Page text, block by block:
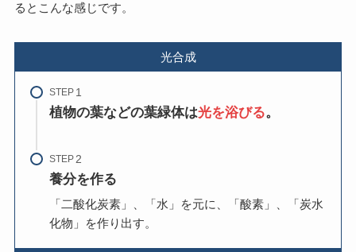
るとこんな感じです。
光合成
STEP
植物の葉などの葉緑体は光を浴びる。
STEP
養分を作る
「二酸化炭素」、「水」を元に、「酸素」、「炭水
化物」を作り出す。